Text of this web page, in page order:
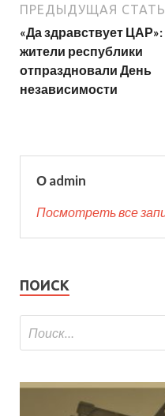
ПРЕДЫДУЩАЯ
«Да здравствует ЦАР»:
жители республики
отпраздновали День
независимости
О admin
Посмотреть все
ПОИСК